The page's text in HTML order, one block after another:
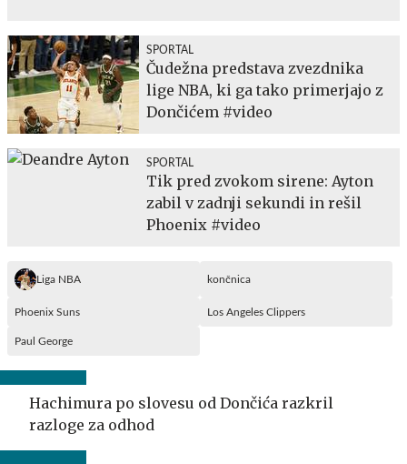
SPORTAL
Čudežna predstava zvezdnika
lige NBA, ki ga tako primerjajo z
Dončićem #video
SPORTAL
Tik pred zvokom sirene: Ayton
zabil v zadnji sekundi in rešil
Phoenix #video
Liga NBA končnica
Phoenix Suns Los Angeles Clippers
Paul George
Hachimura po slovesu od Dončića razkril
razloge za odhod